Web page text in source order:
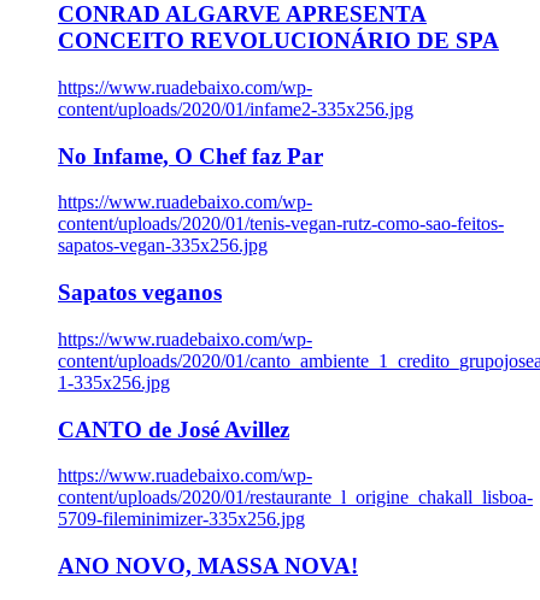
CONRAD ALGARVE APRESENTA
CONCEITO REVOLUCIONÁRIO DE SPA
https://www.ruadebaixo.com/wp-
content/uploads/2020/01/infame2-335x256.jpg
No Infame, O Chef faz Par
https://www.ruadebaixo.com/wp-
content/uploads/2020/01/tenis-vegan-rutz-como-sao-feitos-
sapatos-vegan-335x256.jpg
Sapatos veganos
https://www.ruadebaixo.com/wp-
content/uploads/2020/01/
1-335x256.jpg
CANTO de José Avillez
https://www.ruadebaixo.com/wp-
content/uploads/2020/01/restaurante_l_origine_chakall_lisboa-
5709-fileminimizer-335x256.jpg
ANO NOVO, MASSA NOVA!